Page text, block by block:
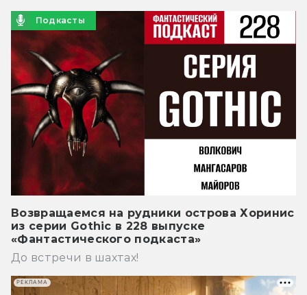
Подкасты
Возвращаемся на рудники острова Хоринис
из серии Gothic в 228 выпуске
«Фантастического подкаста»
До встречи в шахтах!
РЕКЛАМА